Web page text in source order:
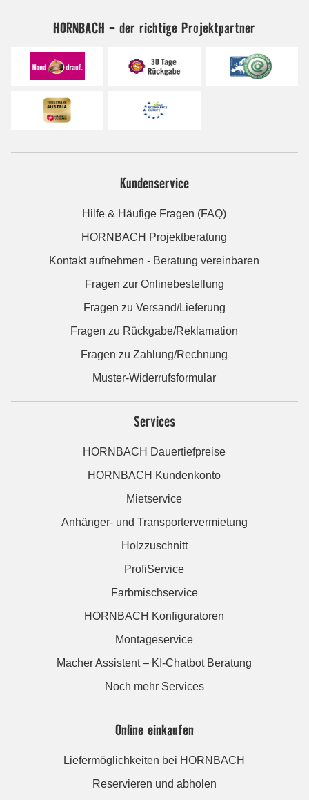
HORNBACH - der richtige Projektpartner
Kundenservice
Hilfe & Häufige Fragen (FAQ)
HORNBACH Projektberatung
Kontakt aufnehmen - Beratung vereinbaren
Fragen zur Onlinebestellung
Fragen zu Versand/Lieferung
Fragen zu Rückgabe/Reklamation
Fragen zu Zahlung/Rechnung
Muster-Widerrufsformular
Services
HORNBACH Dauertiefpreise
HORNBACH Kundenkonto
Mietservice
Anhänger- und Transportervermietung
Holzzuschnitt
ProfiService
Farbmischservice
HORNBACH Konfiguratoren
Montageservice
Macher Assistent – KI-Chatbot Beratung
Noch mehr Services
Online einkaufen
Liefermöglichkeiten bei HORNBACH
Reservieren und abholen